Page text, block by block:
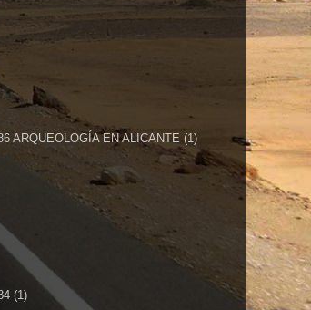
DE VILLENA CUÉNTAME ......
ARQUEOLOGÍA EN ALICANTE (1)
(1)